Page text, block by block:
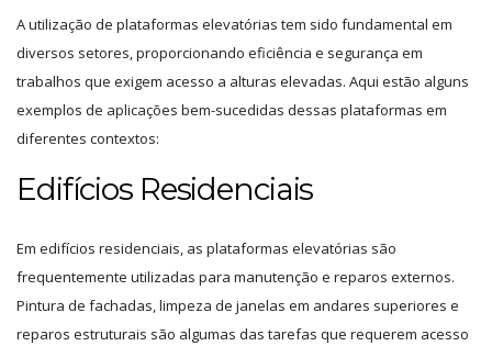
A utilização de plataformas elevatórias tem sido fundamental em
diversos setores, proporcionando eficiência e segurança em
trabalhos que exigem acesso a alturas elevadas. Aqui estão alguns
exemplos de aplicações bem-sucedidas dessas plataformas em
diferentes contextos:
Edifícios Residenciais
Em edifícios residenciais, as plataformas elevatórias são
frequentemente utilizadas para manutenção e reparos externos.
Pintura de fachadas, limpeza de janelas em andares superiores e
reparos estruturais são algumas das tarefas que requerem acesso